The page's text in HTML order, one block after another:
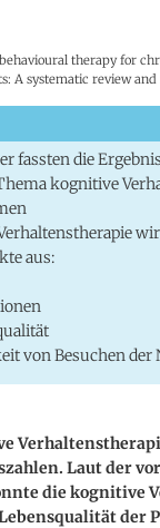
therapy for
A systematic review
fassten die
kognitive
aus:
von Besuchen der
Laut der
die kognitive
der